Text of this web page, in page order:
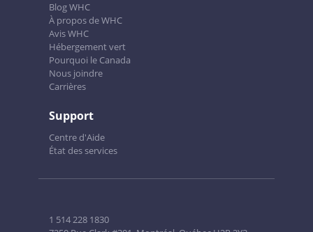
Blog WHC
À propos de WHC
Avis WHC
Hébergement vert
Pourquoi le Canada
Nous joindre
Carrières
Support
Centre d'Aide
État des services
1 514 228 1830